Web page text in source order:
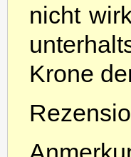
nicht
Krone